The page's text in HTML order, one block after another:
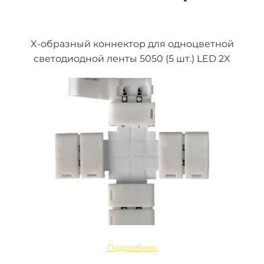
X-образный коннектор для одноцветной
светодиодной ленты 5050 (5 шт.) LED 2X
Подробнее